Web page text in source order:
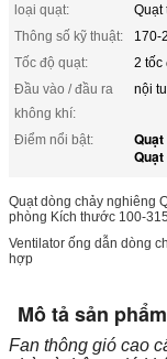
loại quạt:
Quạt
Thông số kỹ thuật:
170-
Tốc độ quạt:
2 tốc
Đầu vào / đầu ra
không khí:
nội
Điểm nổi bật:
Quạt dòng chảy nghiêng
phòng Kích thước 100-
Ventilator ống dẫn dòng
hợp
Mô tả sản phẩm
Fan thông gió cao